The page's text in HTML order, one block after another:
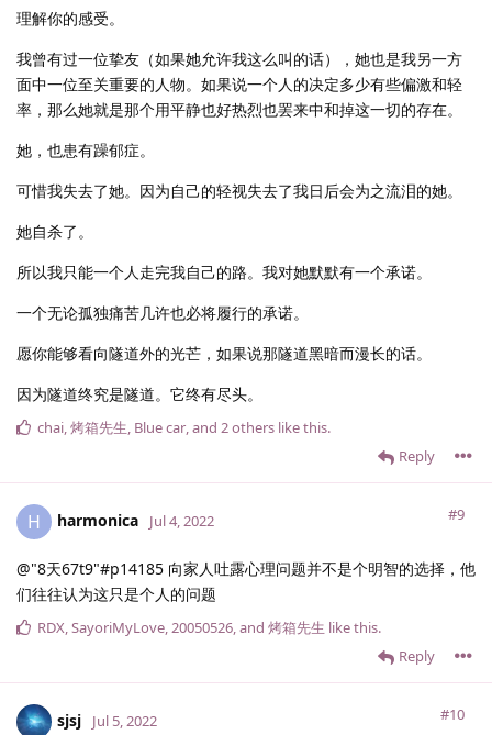
理解你的感受。
我曾有过一位挚友（如果她允许我这么叫的话），她也是我另一方
面中一位至关重要的人物。如果说一个人的决定多少有些偏激和轻
率，那么她就是那个用平静也好热烈也罢来中和掉这一切的存在。
她，也患有躁郁症。
可惜我失去了她。因为自己的轻视失去了我日后会为之流泪的她。
她自杀了。
所以我只能一个人走完我自己的路。我对她默默有一个承诺。
一个无论孤独痛苦几许也必将履行的承诺。
愿你能够看向隧道外的光芒，如果说那隧道黑暗而漫长的话。
因为隧道终究是隧道。它终有尽头。
Reply
chai,烤箱先生, Blue car, and 2others like this.
H harmonica #9
Jul 4, 2022
@"8天67t9"#p14185 向家人吐露心理问题并不是个明智的选择，他
们往往认为这只是个人的问题
Reply
RDX,SayoriMyLove,20050526, and 烤箱先生 like this.
sjsj #10
Jul 5, 2022